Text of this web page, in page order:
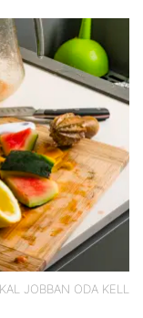
JOBBAN ODA KELL